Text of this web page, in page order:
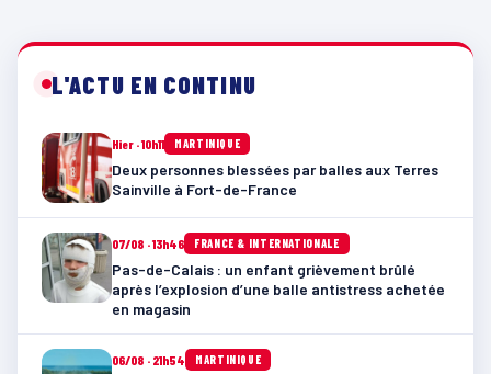
L'ACTU EN CONTINU
Hier · 10h11 MARTINIQUE
Deux personnes blessées par balles aux Terres
Sainville à Fort-de-France
07/08 · 13h46 FRANCE & INTERNATIONALE
Pas-de-Calais : un enfant grièvement brûlé
après l’explosion d’une balle antistress achetée
en magasin
06/08 · 21h54 MARTINIQUE